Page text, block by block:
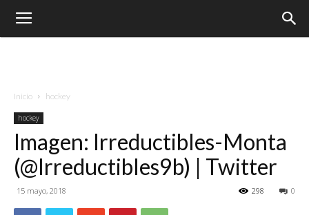
Inicio hockey
hockey
Imagen: Irreductibles-Monta
(@Irreductibles9b) | Twitter
15 mayo, 2018 0
298